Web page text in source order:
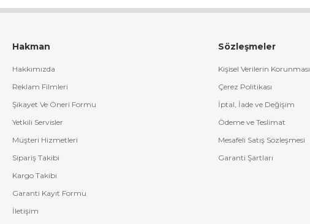
Hakman
Hakkımızda
Reklam Filmleri
Şikayet Ve Öneri Formu
Yetkili Servisler
Müşteri Hizmetleri
Sipariş Takibi
Kargo Takibi
Garanti Kayıt Formu
İletişim
Sözleşmeler
Kişisel Verilerin
Çerez Politikası
İptal, İade ve Değişim
Ödeme ve Teslimat
Mesafeli Satış Sözleşmesi
Garanti Şartları